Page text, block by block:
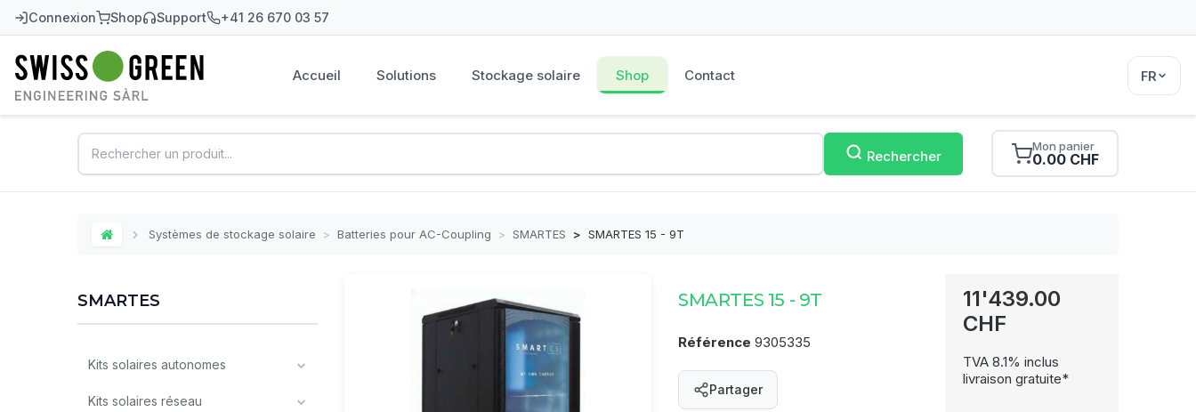
Connexion Shop Support +41 26 670 03 57
Swiss-Green Accueil Solutions Stockage solaire Shop Contact FR
Rechercher
Mon panier
0.00 CHF
Home Systèmes de stockage solaire > Batteries pour AC-Coupling > SMARTES > SMARTES 15 - 9T
SMARTES
Kits solaires autonomes
Kits solaires réseau
SMARTES 15 - 9T
Référence 9305335
Partager
11'439.00
CHF
TVA 8.1% inclus
livraison gratuite*